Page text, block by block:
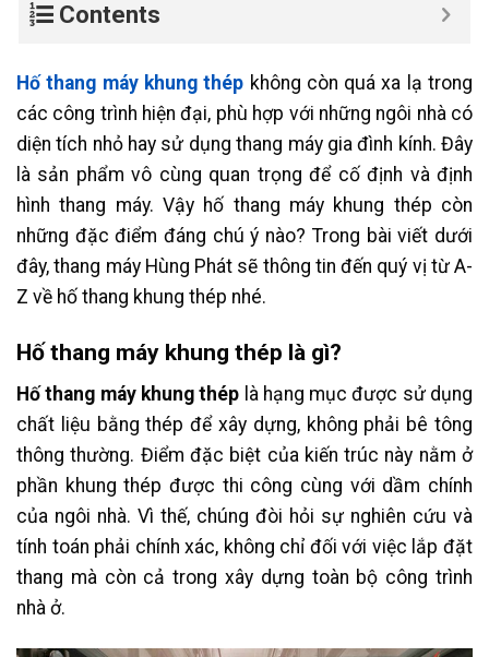
Contents
Hố thang máy khung thép không còn quá xa lạ trong
các công trình hiện đại, phù hợp với những ngôi nhà có
diện tích nhỏ hay sử dụng thang máy gia đình kính. Đây
là sản phẩm vô cùng quan trọng để cố định và định
hình thang máy. Vậy hố thang máy khung thép còn
những đặc điểm đáng chú ý nào? Trong bài viết dưới
đây, thang máy Hùng Phát sẽ thông tin đến quý vị từ A-
Z về hố thang khung thép nhé.
Hố thang máy khung thép là gì?
Hố thang máy khung thép là hạng mục được sử dụng
chất liệu bằng thép để xây dựng, không phải bê tông
thông thường. Điểm đặc biệt của kiến trúc này nằm ở
phần khung thép được thi công cùng với dầm chính
của ngôi nhà. Vì thế, chúng đòi hỏi sự nghiên cứu và
tính toán phải chính xác, không chỉ đối với việc lắp đặt
thang mà còn cả trong xây dựng toàn bộ công trình
nhà ở.